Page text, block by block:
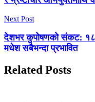
Next Post
देशभर कुपोषणको संकट: १८
मधेश सबैभन्दा प्रभावित
Related Posts